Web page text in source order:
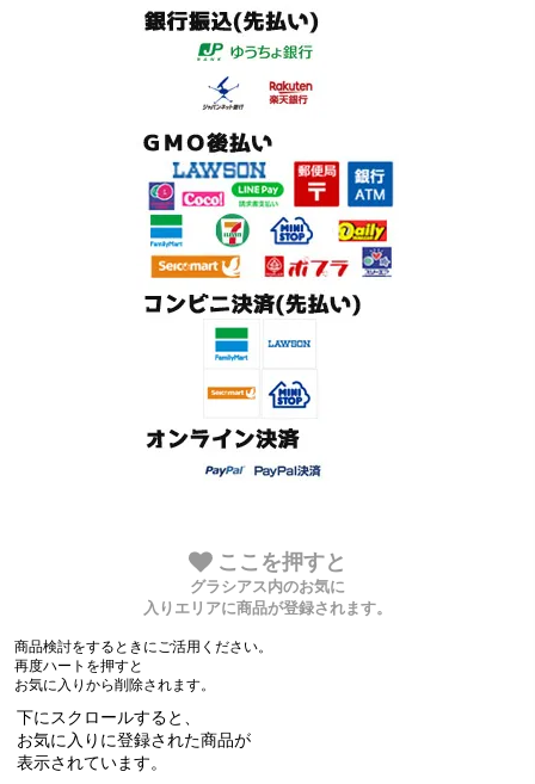
ここを押すと
グラシアス内のお気に
入りエリアに商品が登録されます。
商品検討をするときにご活用ください。
再度ハートを押すと
お気に入りから削除されます。
下にスクロールすると、
お気に入りに登録された商品が
表示されています。